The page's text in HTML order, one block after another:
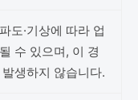
도·기상에 따라 업
수 있으며, 이 경
생하지 않습니다.